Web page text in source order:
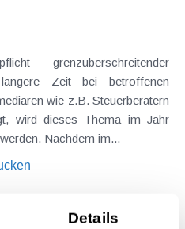
Details
wie z.B. Steuerberatern
wird dieses Thema im Jahr
werden. Nachdem im...